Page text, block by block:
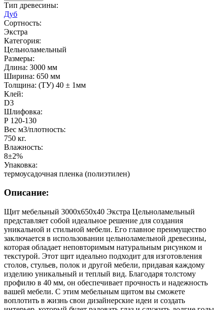
Тип древесины:
Дуб
Сортность:
Экстра
Категория:
Цельноламельный
Размеры:
Длина: 3000 мм
Ширина: 650 мм
Толщина: (ТУ) 40 ± 1мм
Клей:
D3
Шлифовка:
Р 120-130
Вес м3/плотность:
750 кг.
Влажность:
8±2%
Упаковка:
термоусадочная пленка (полиэтилен)
Описание:
Щит мебельный 3000х650х40 Экстра Цельноламельный
представляет собой идеальное решение для создания
уникальной и стильной мебели. Его главное преимущество
заключается в использовании цельноламельной древесины,
которая обладает неповторимым натуральным рисунком и
текстурой. Этот щит идеально подходит для изготовления
столов, стульев, полок и другой мебели, придавая каждому
изделию уникальный и теплый вид. Благодаря толстому
профилю в 40 мм, он обеспечивает прочность и надежность
вашей мебели. С этим мебельным щитом вы сможете
воплотить в жизнь свои дизайнерские идеи и создать